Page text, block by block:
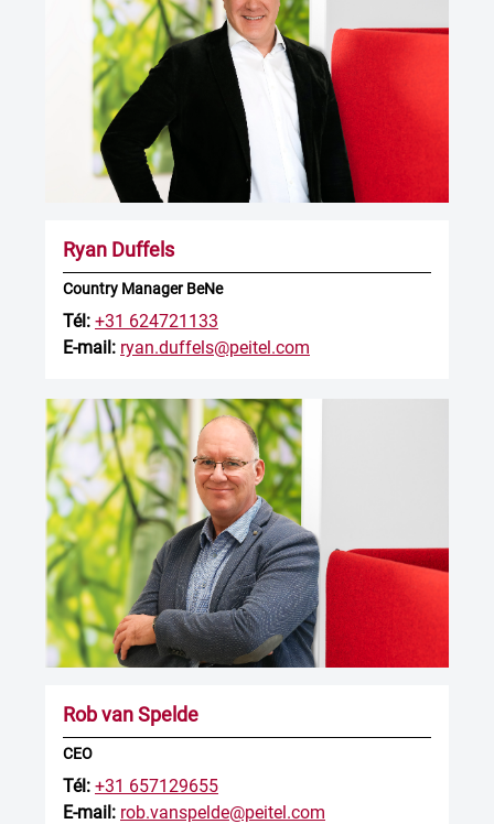
Ryan Duffels
Country Manager BeNe
Tél: +31 624721133
E-mail: ryan.duffels@peitel.com
Rob van Spelde
CEO
Tél: +31 657129655
E-mail: rob.vanspelde@peitel.com